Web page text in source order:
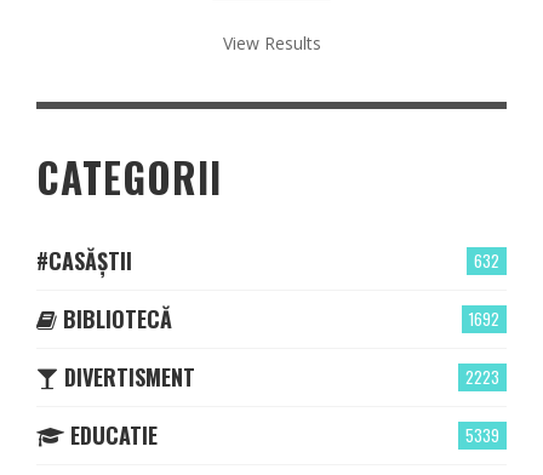
View Results
CATEGORII
632
#CASĂȘTII
1692
BIBLIOTECĂ
2223
DIVERTISMENT
5339
EDUCATIE